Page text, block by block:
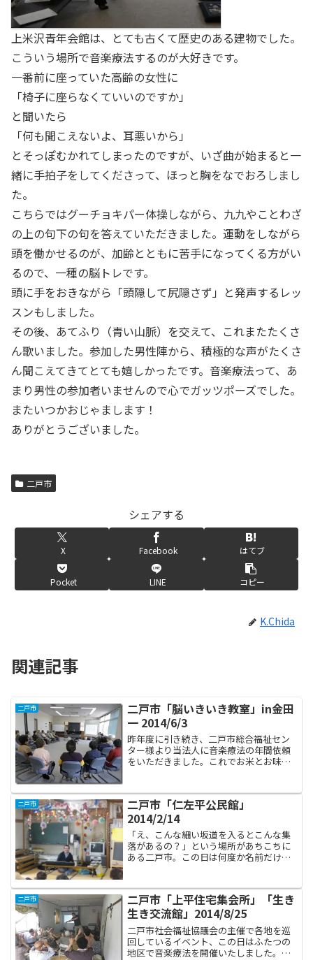
上米沢青年会館は、とても古くて歴史のある建物でした。
こういう場所で音楽療法するのが大好きです。
一番前に座っていた高齢の女性に
「椅子に座らなくていいのですか」
と聞いたら
「何も聞こえないよ、耳悪いから」
とそっぽむかれてしまったのですが、いざ曲が始まると一
緒に手拍子をしてくださって、ほっと胸をなでおろしまし
た。
こちらではグーチョキパー体操しながら、九九やことわざ
の上の句下の句を答えていただきました。運動をしながら
頭を働かせるのが、加齢とともに苦手になってくる方がい
るので、一種の脳トレです。
頭に手をおきながら「頭隠して尻隠さず」と発声するレッ
スンもしました。
その後、あてふり（青い山脈）を交えて、これまたたくさ
ん歌いました。参加した男性陣から、積極的な声がたくさ
ん聞こえてきてとても嬉しかったです。音楽療法って、あ
まり男性の参加者いませんので心でガッツポーズでした。
またいつかおじゃまします！
ありがとうございました。
二戸市
シェアする
X Facebook はてブ
Pocket LINE コピー
K.Chida
関連記事
二戸市
二戸市「脳いきいき教室」in金田
一 2014/6/3
昨年度に引き続き、二戸市総合福祉セン
ター様より当法人に音楽療法の年間依頼
をいただきました。これでお米とお味噌
年目です。 金田一地区での参加者は２４
名！定員オーバーですが...
二戸市
二戸市「仁左平公民館」
2014/2/14
「え、こんな細い坂道を入るとこんな集
落があるの？」という場所があちこちに
ある二戸市。この日は何度か名前だけは
館があって、どこに車を止めようか‥と
聞きに行くと、中に「脳は...
二戸市
二戸市「上平住宅集会所」「生き
生き交流館」2014/8/25
二戸市社会福祉協議会の主催で各地を巡
回しているイベント、この日はふたつの
地区で音楽療法を開催いたしました。ま